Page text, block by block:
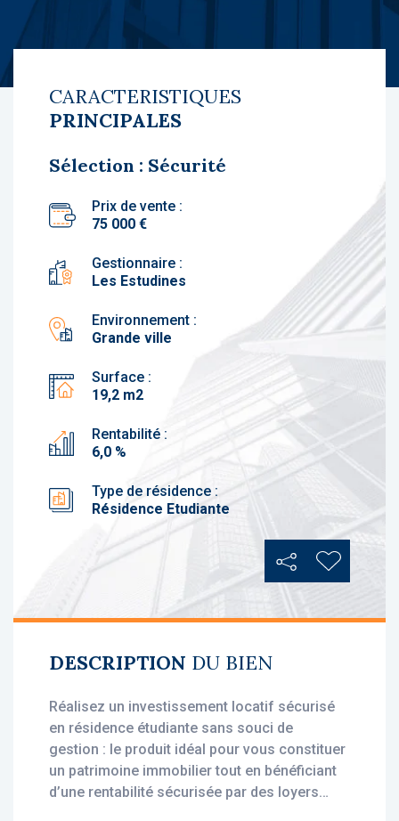
CARACTERISTIQUES
PRINCIPALES
Sélection : Sécurité
Prix de vente :
75 000 €
Gestionnaire :
Les Estudines
Environnement :
Grande ville
Surface :
19,2 m2
Rentabilité :
6,0 %
Type de résidence :
Résidence Etudiante
PartagerAjouter
DESCRIPTION DU BIEN
Réalisez un investissement locatif sécurisé
en résidence étudiante sans souci de
gestion : le produit idéal pour vous constituer
un patrimoine immobilier tout en bénéficiant
d’une rentabilité sécurisée par des loyers